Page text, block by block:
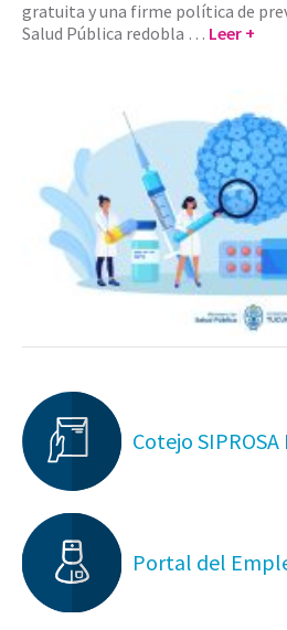
gratuita y una firme política de
Salud Pública redobla … Leer +
Cotejo
Portal del